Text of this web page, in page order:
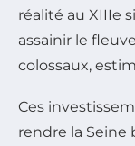
réalité au XIIIe
assainir le
colossaux,
Ces
rendre la Seine